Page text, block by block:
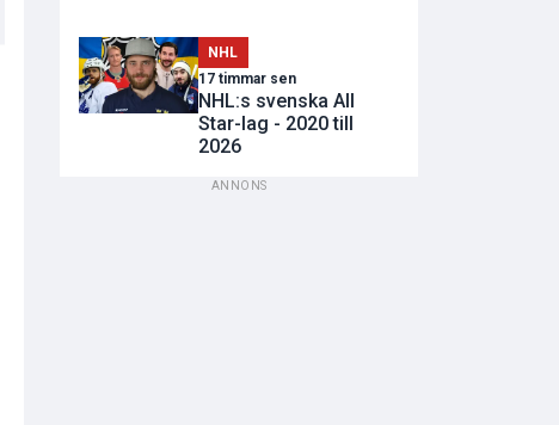
NHL
17 timmar sen
NHL:s svenska All
Star-lag - 2020 till
2026
ANNONS